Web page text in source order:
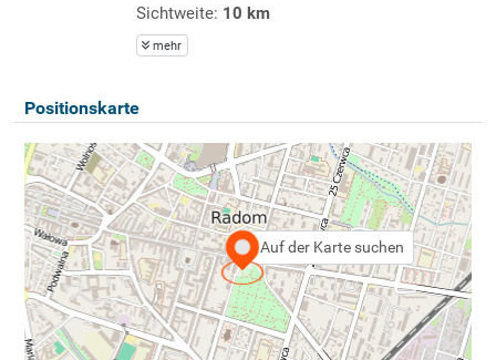
Sichtweite: 10 km
mehr
Positionskarte
Auf der Karte suchen